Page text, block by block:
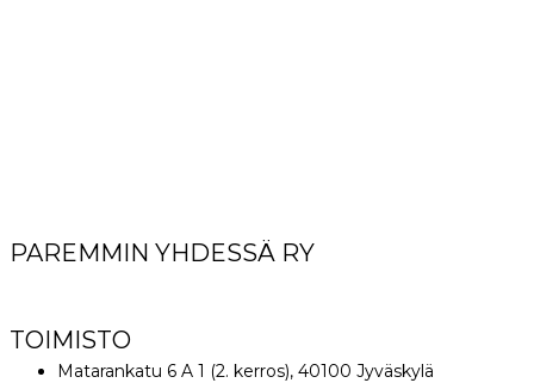
PAREMMIN YHDESSÄ RY
TOIMISTO
Matarankatu 6 A 1 (2. kerros), 40100 Jyväskylä